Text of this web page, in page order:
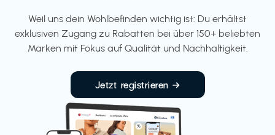
Weil uns dein Wohlbefinden wichtig ist: Du erhältst
exklusiven Zugang zu Rabatten bei über 150+ beliebten
Marken mit Fokus auf Qualität und Nachhaltigkeit.
Jetzt registrieren →